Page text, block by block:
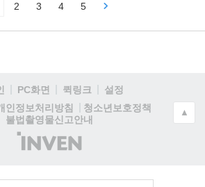
2 3 4 5
PC화면 퀵링크
설정
인정보처리방침
청소년보호정책
불법촬영물신고안내
(주)
인
▲